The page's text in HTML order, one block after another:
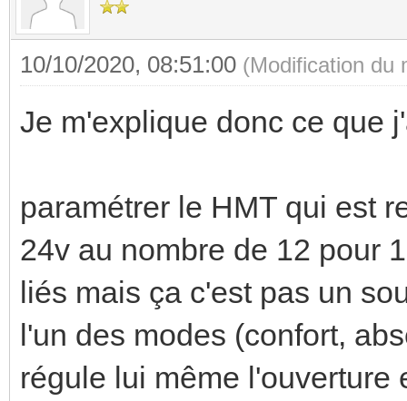
10/10/2020, 08:51:00 (Modification du
Je m'explique donc ce que
paramétrer le HMT qui est
24v au nombre de 12 pour
liés mais ça c'est pas un
l'un des modes (confort,
régule lui même l'ouverture